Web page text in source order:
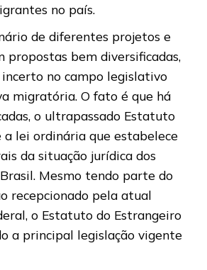
no país.
de diferentes projetos e
propostas bem diversificadas,
no campo legislativo
migratória. O fato é que há
o ultrapassado Estatuto
a lei ordinária que estabelece
da situação jurídica dos
Mesmo tendo parte do
recepcionado pela atual
o Estatuto do Estrangeiro
a principal legislação vigente